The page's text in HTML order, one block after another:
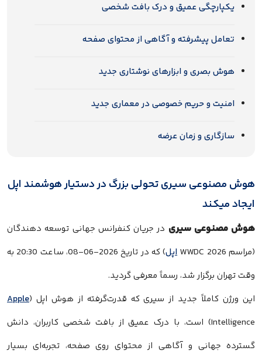
یکپارچگی عمیق و درک بافت شخصی
تعامل پیشرفته و آگاهی از محتوای صفحه
هوش بصری و ابزارهای نوشتاری جدید
امنیت و حریم خصوصی در معماری جدید
سازگاری و زمان عرضه
هوش مصنوعی سیری تحولی بزرگ در دستیار هوشمند اپل
ایجاد میکند
هوش مصنوعی سیری در جریان کنفرانس جهانی توسعه دهندگان
(مراسم WWDC 2026
اپل
) که در تاریخ 2026-06-08، ساعت 20:30 به
وقت تهران برگزار شد، رسماً معرفی گردید.
این ورژن کاملاً جدید از سیری که قدرت‌گرفته از هوش اپل (Apple
Intelligence) است، با درک عمیق از بافت شخصی کاربران، دانش
گسترده جهانی و آگاهی از محتوای روی صفحه، تجربه‌ای بسیار